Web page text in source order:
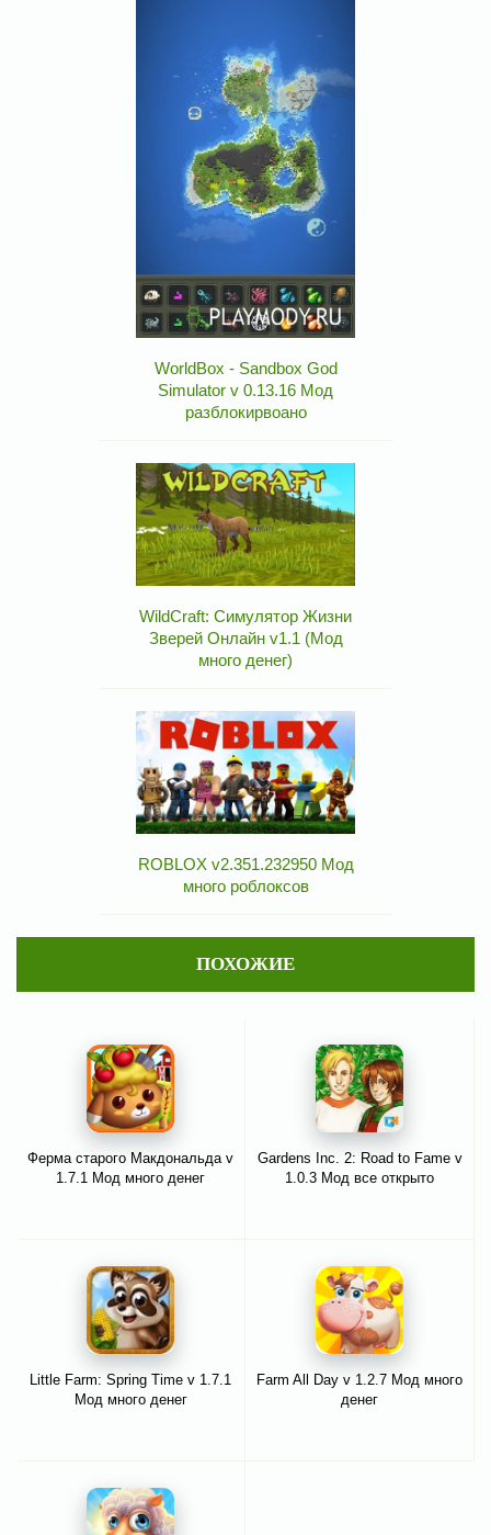
WorldBox - Sandbox God
Simulator v 0.13.16 Мод
разблокирвоано
WildCraft: Симулятор Жизни
Зверей Онлайн v1.1 (Мод
много денег)
ROBLOX v2.351.232950 Мод
много роблоксов
ПОХОЖИЕ
Ферма старого Макдональда v
1.7.1 Мод много денег
Gardens Inc. 2: Road to Fame v
1.0.3 Мод все открыто
Little Farm: Spring Time v 1.7.1
Мод много денег
Farm All Day v 1.2.7 Мод много
денег